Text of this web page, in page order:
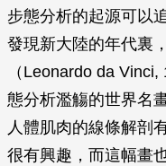
步態分析的起源可以
發現新大陸的年代裏
（Leonardo da
態分析濫觴的世界名
人體肌肉的線條解剖
很有興趣，而這幅畫